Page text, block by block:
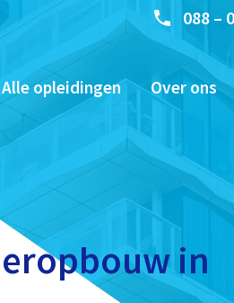
088 –
Alle opleidingen Over ons
in